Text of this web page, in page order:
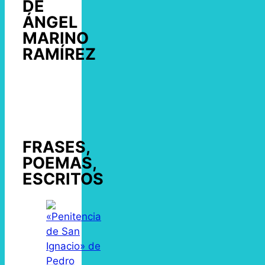
DE
ÁNGEL
MARINO
RAMÍREZ
FRASES,
POEMAS,
ESCRITOS